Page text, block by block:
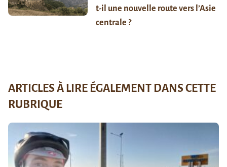
t-il une nouvelle route vers l’Asie
centrale ?
ARTICLES À LIRE ÉGALEMENT DANS CETTE
RUBRIQUE